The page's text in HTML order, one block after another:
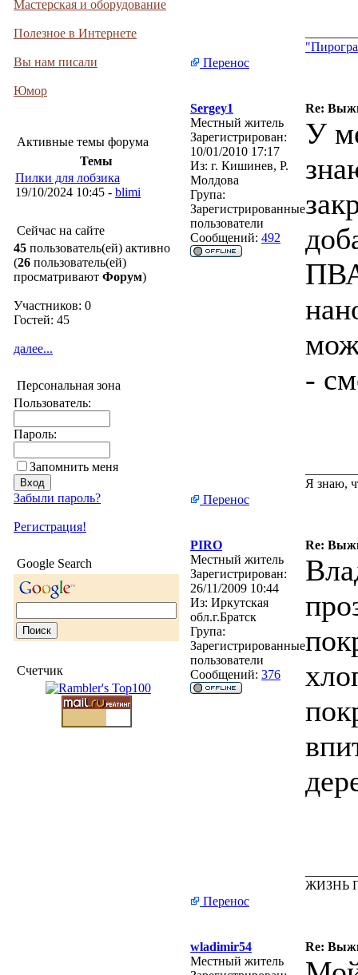
Мастерская и оборудование
Полезное в Интернете
Вы нам писали
Юмор
Активные темы форума
Темы
Пилки для лобзика
19/10/2024 10:45 - blimi
Сейчас на сайте
45 пользователь(ей) активно
(26 пользователь(ей)
просматривают Форум)
Участников: 0
Гостей: 45
далее...
Персональная зона
Пользователь:
Пароль:
Запомнить меня
Забыли пароль?
Регистрация!
Google Search
Счетчик
Перенос
Sergey1
Re:
Местный житель
Зарегистрирован:
10/01/2010 17:17
Из: г. Кишинев, Р.
Молдова
Група:
Зарегистрированные
пользователи
Сообщений: 492
У
-
Я знаю,
Перенос
PIRO
Re:
Местный житель
Зарегистрирован:
26/11/2009 10:44
Из: Иркутская
обл.г.Братск
Група:
Зарегистрированные
пользователи
Сообщений: 376
ЖИЗНЬ
Перенос
wladimir54
Re:
Местный житель